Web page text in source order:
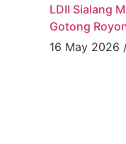
LDII Sialang
Gotong
16 May 2026